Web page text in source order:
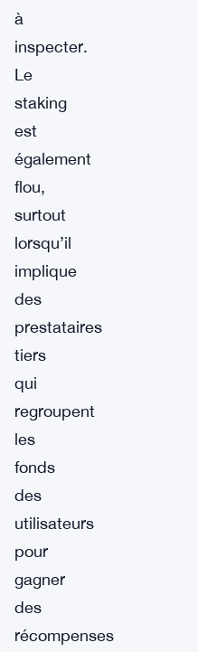
à
inspecter.
Le
staking
est
également
flou,
surtout
lorsqu’il
implique
des
prestataires
tiers
qui
regroupent
les
fonds
des
utilisateurs
pour
gagner
des
récompenses